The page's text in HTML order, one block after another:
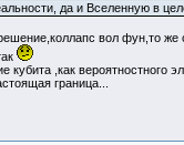
да и Вселенную в
вол фун,то
кубита ,как вероятностного
граница...